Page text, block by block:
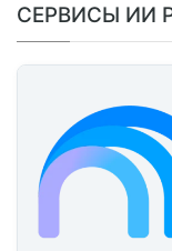
СЕРВИСЫ ИИ